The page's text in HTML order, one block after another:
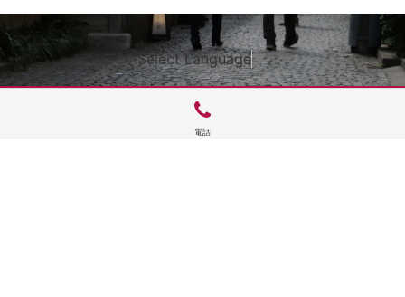
Select Language▼
電話